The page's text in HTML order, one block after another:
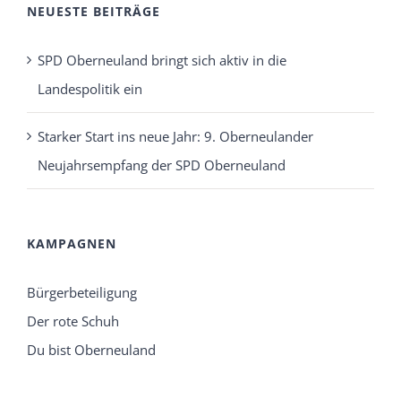
NEUESTE BEITRÄGE
SPD Oberneuland bringt sich aktiv in die
Landespolitik ein
Starker Start ins neue Jahr: 9. Oberneulander
Neujahrsempfang der SPD Oberneuland
KAMPAGNEN
Bürgerbeteiligung
Der rote Schuh
Du bist Oberneuland